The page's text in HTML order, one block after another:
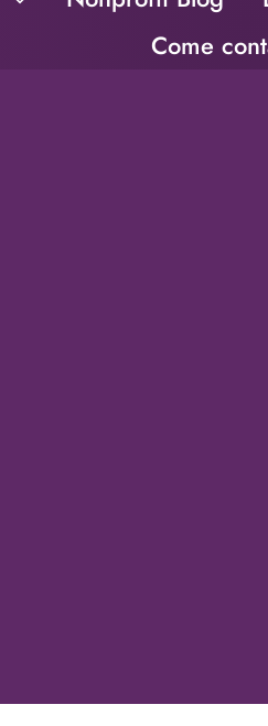
Come